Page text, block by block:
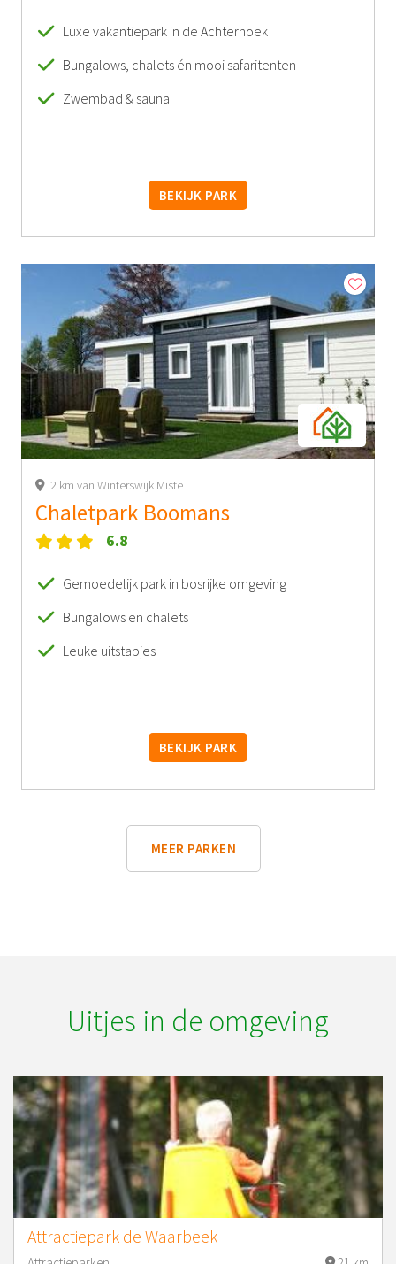
Luxe vakantiepark in de Achterhoek
Bungalows, chalets én mooi safaritenten
Zwembad & sauna
BEKIJK PARK
2 km van Winterswijk Miste
Chaletpark Boomans
6.8
Gemoedelijk park in bosrijke omgeving
Bungalows en chalets
Leuke uitstapjes
BEKIJK PARK
MEER PARKEN
Uitjes in de omgeving
Attractiepark de Waarbeek